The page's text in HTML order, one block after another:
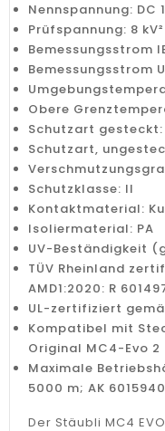
Nennspannung: DC
Prüfspannung: 8 kV²
Bemessungsstrom
Bemessungsstrom
Obere
Schutzart gesteckt:
Schutzart,
Schutzklasse: II
Kontaktmaterial:
Isoliermaterial: PA
UV-Beständigkeit
TÜV Rheinland
AMD1:2020: R
UL-zertifiziert
Kompatibel mit
Original MC4-Evo 2
Maximale
5000 m; AK
Der Stäubli MC4